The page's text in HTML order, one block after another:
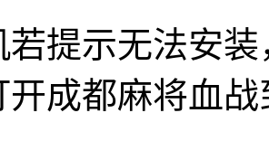
若提示无法安
开成都麻将血